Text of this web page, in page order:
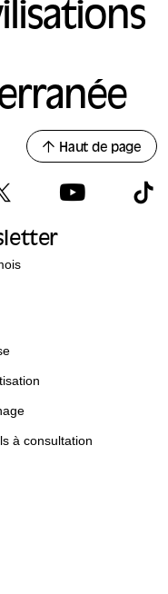
Haut de page
à consultation